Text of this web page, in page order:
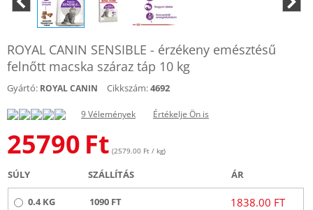
ROYAL CANIN SENSIBLE - érzékeny emésztésű
felnőtt macska száraz táp 10 kg
Gyártó: ROYAL CANIN Cikkszám:4692
9 Vélemények Értékelje Ön is
25790 Ft (2579.00 Ft / kg)
SÚLY SZÁLLÍTÁS ÁR
0.4 KG 1090 FT 1838.00 FT